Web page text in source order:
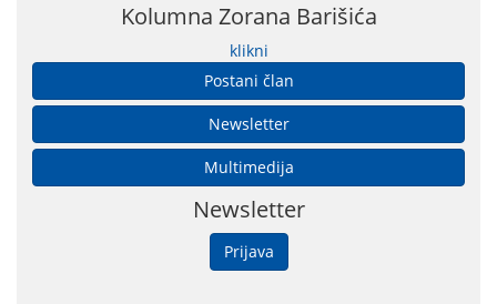
Kolumna Zorana Barišića
klikni
Postani član
Newsletter
Multimedija
Newsletter
Prijava